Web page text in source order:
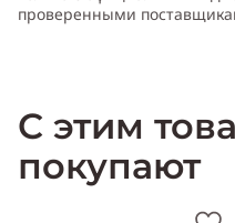
проверенными
С этим
покупают